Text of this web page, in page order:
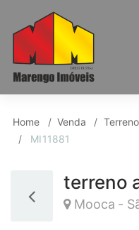
Terreno
Home Venda Terreno
MI11881
terreno
Mooca -